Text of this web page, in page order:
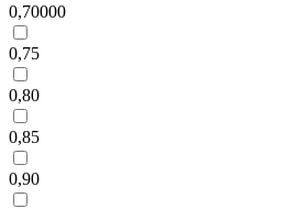
0,70000
0,75
0,80
0,85
0,90